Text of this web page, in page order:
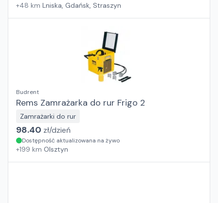
+48 km Lniska, Gdańsk, Straszyn
Budrent
Rems Zamrażarka do rur Frigo 2
Zamrażarki do rur
98.40 zł/dzień
Dostępność aktualizowana na żywo
+199 km Olsztyn